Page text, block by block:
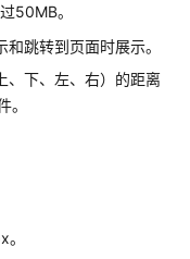
50MB。
跳转到页面时展示。
、下、左、右）的距离
。